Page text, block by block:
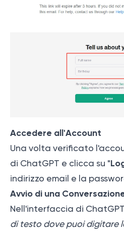
Accedere all'Account
Una volta verificato
di ChatGPT e clicca su "
indirizzo email e la
Avvio di una
Nell'interfaccia di
di testo dove puoi digitare